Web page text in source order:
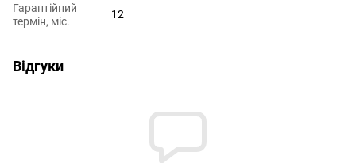
Гарантійний
термін, міс.
12
Відгуки